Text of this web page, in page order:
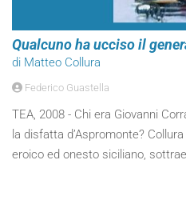
Qualcuno ha ucciso il
di Matteo Collura
Federico Guastella
TEA, 2008 - Chi era Giovanni
la disfatta d’Aspromonte?
eroico ed onesto siciliano,